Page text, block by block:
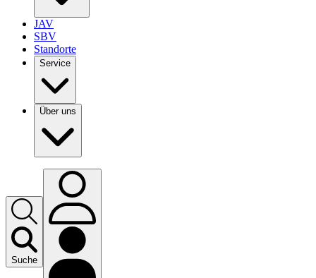
JAV
SBV
Standorte
Service
Über uns
Suche